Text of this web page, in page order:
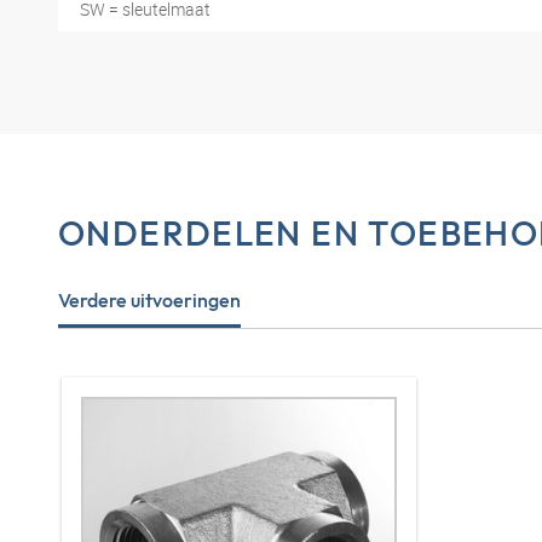
SW = sleutelmaat
ONDERDELEN EN
Verdere uitvoeringen